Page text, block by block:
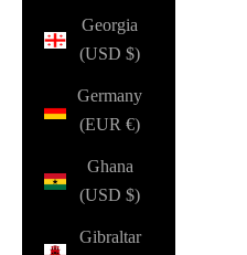
Georgia
(USD $)
Germany
(EUR €)
Ghana
(USD $)
Gibraltar